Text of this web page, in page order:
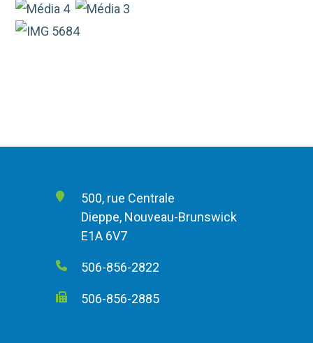
500, rue Centrale
Dieppe, Nouveau-Brunswick
E1A 6V7
506-856-2822
506-856-2885